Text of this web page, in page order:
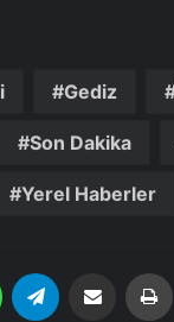
Gediz
Son Dakika
Yerel Haberler
WhatsApp Email'den paylaş